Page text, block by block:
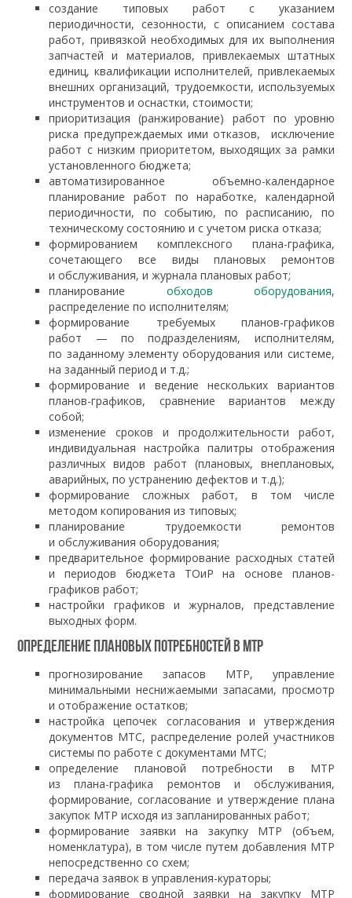
создание типовых работ с указанием
периодичности, сезонности, с описанием состава
работ, привязкой необходимых для их выполнения
запчастей и материалов, привлекаемых штатных
единиц, квалификации исполнителей, привлекаемых
внешних организаций, трудоемкости, используемых
инструментов и оснастки, стоимости;
приоритизация (ранжирование) работ по уровню
риска предупреждаемых ими отказов, исключение
работ с низким приоритетом, выходящих за рамки
установленного бюджета;
автоматизированное объемно-календарное
планирование работ по наработке, календарной
периодичности, по событию, по расписанию, по
техническому состоянию и с учетом риска отказа;
формированием комплексного плана-графика,
сочетающего все виды плановых ремонтов
и обслуживания, и журнала плановых работ;
планирование обходов оборудования,
распределение по исполнителям;
формирование требуемых планов-графиков
работ — по подразделениям, исполнителям,
по заданному элементу оборудования или системе,
на заданный период и т.д.;
формирование и ведение нескольких вариантов
планов-графиков, сравнение вариантов между
собой;
изменение сроков и продолжительности работ,
индивидуальная настройка палитры отображения
различных видов работ (плановых, внеплановых,
аварийных, по устранению дефектов и т.д.);
формирование сложных работ, в том числе
методом копирования из типовых;
планирование трудоемкости ремонтов
и обслуживания оборудования;
предварительное формирование расходных статей
и периодов бюджета ТОиР на основе планов-
графиков работ;
настройки графиков и журналов, представление
выходных форм.
Определение плановых потребностей в МТР
прогнозирование запасов МТР, управление
минимальными неснижаемыми запасами, просмотр
и отображение остатков;
настройка цепочек согласования и утверждения
документов МТС, распределение ролей участников
системы по работе с документами МТС;
определение плановой потребности в МТР
из плана-графика ремонтов и обслуживания,
формирование, согласование и утверждение плана
закупок МТР исходя из запланированных работ;
формирование заявки на закупку МТР (объем,
номенклатура), в том числе путем добавления МТР
непосредственно со схем;
передача заявок в управления-кураторы;
формирование сводной заявки на закупку МТР